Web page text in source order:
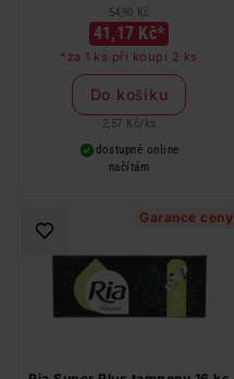
54,90 Kč
41,17 Kč*
*za 1 ks při koupi 2 ks
Do košíku
2,57 Kč/ ks
dostupné online
načítám
Garance ceny